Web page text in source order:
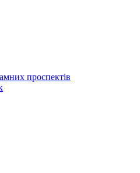
проспектів